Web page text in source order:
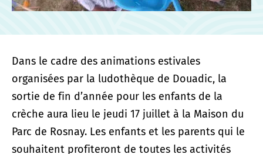
Dans le cadre des animations estivales
organisées par la ludothèque de Douadic, la
sortie de fin d’année pour les enfants de la
crèche aura lieu le jeudi 17 juillet à la Maison du
Parc de Rosnay. Les enfants et les parents qui le
souhaitent profiteront de toutes les activités